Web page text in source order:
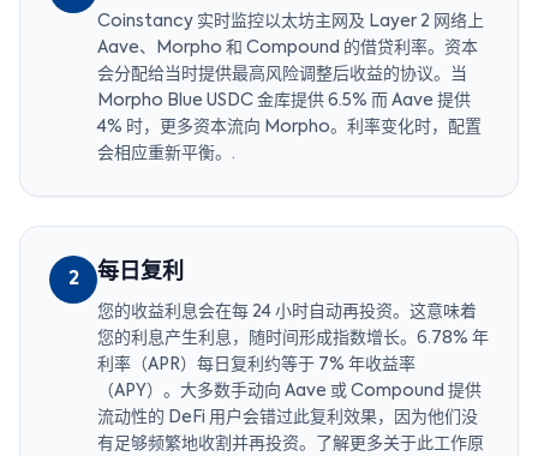
Coinstancy 实时监控以太坊主网及 Layer 2 网络上
Aave、Morpho 和 Compound 的借贷利率。资本
会分配给当时提供最高风险调整后收益的协议。当
Morpho Blue USDC 金库提供 6.5% 而 Aave 提供
4% 时，更多资本流向 Morpho。利率变化时，配置
会相应重新平衡。.
2 每日复利
您的收益利息会在每 24 小时自动再投资。这意味着
您的利息产生利息，随时间形成指数增长。6.78% 年
利率（APR）每日复利约等于 7% 年收益率
（APY）。大多数手动向 Aave 或 Compound 提供
流动性的 DeFi 用户会错过此复利效果，因为他们没
有足够频繁地收割并再投资。了解更多关于此工作原